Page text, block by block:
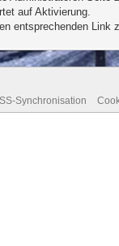
auf Aktivierung.
entsprechenden Link
Synchronisation